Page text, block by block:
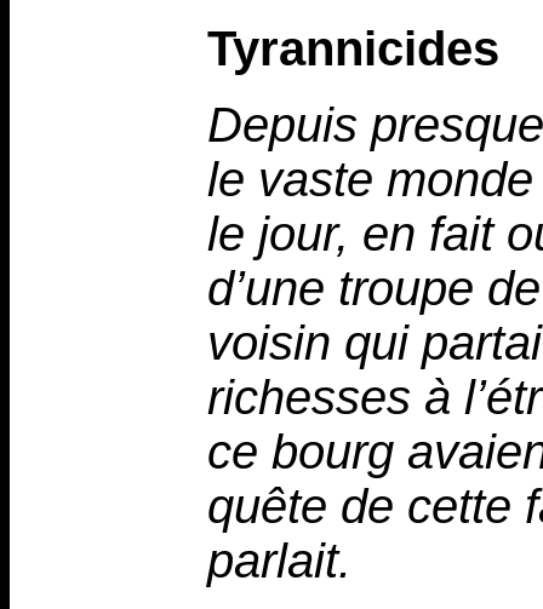
Tyrannicides
Depuis
le vaste
le jour, en fait
d’une troupe
voisin qui
richesses à
ce bourg
quête de cette
parlait.